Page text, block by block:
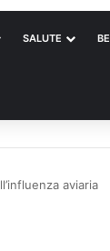
SALUTE
aviaria